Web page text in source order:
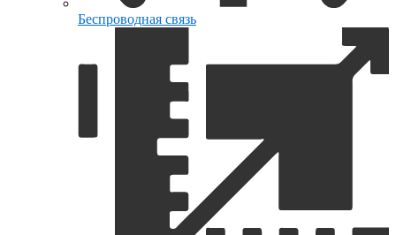
Беспроводная связь